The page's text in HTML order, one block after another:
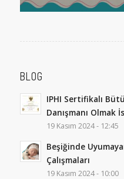
BLOG
IPHI Sertifikalı
Danışmanı Olmak
19 Kasım 2024 - 12:45
Beşiğinde
Çalışmaları
19 Kasım 2024 - 10:00